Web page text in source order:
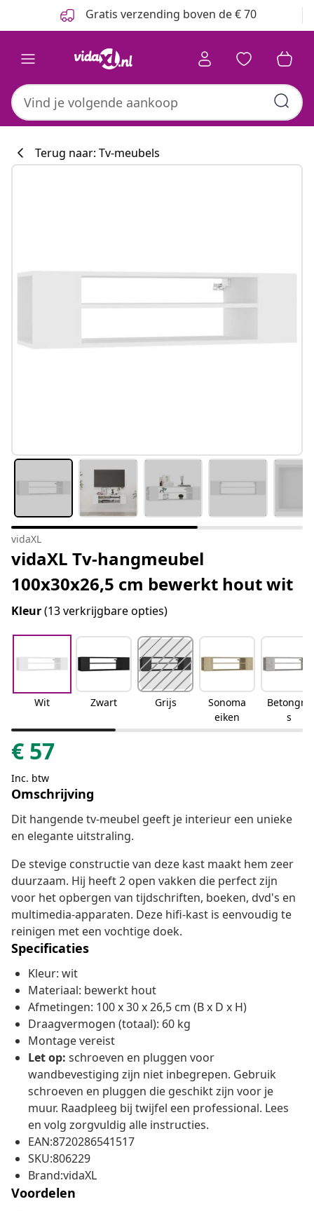
Gratis verzending boven de € 70
Terug naar: Tv-meubels
vidaXL
vidaXL Tv-hangmeubel
100x30x26,5 cm bewerkt hout wit
Kleur(13 verkrijgbare opties)
Wit Zwart Grijs
Sonoma
eiken
Betongrij
s
€ 57
Inc. btw
Omschrijving
Dit hangende tv-meubel geeft je interieur een unieke
en elegante uitstraling.
De stevige constructie van deze kast maakt hem zeer
duurzaam. Hij heeft 2 open vakken die perfect zijn
voor het opbergen van tijdschriften, boeken, dvd's en
multimedia-apparaten. Deze hifi-kast is eenvoudig te
reinigen met een vochtige doek.
Specificaties
Kleur: wit
Materiaal: bewerkt hout
Afmetingen: 100 x 30 x 26,5 cm (B x D x H)
Draagvermogen (totaal): 60 kg
Montage vereist
Let op: schroeven en pluggen voor
wandbevestiging zijn niet inbegrepen. Gebruik
schroeven en pluggen die geschikt zijn voor je
muur. Raadpleeg bij twijfel een professional. Lees
en volg zorgvuldig alle instructies.
EAN:8720286541517
SKU:806229
Brand:vidaXL
Voordelen